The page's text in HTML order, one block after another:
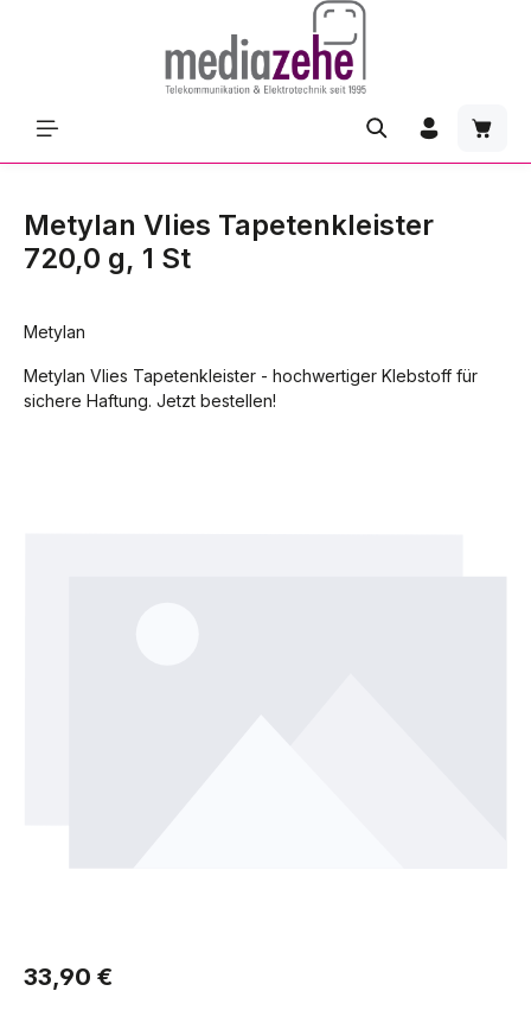
Metylan Vlies Tapetenkleister
720,0 g, 1 St
Metylan
Metylan Vlies Tapetenkleister - hochwertiger Klebstoff für
sichere Haftung. Jetzt bestellen!
Regulärer Preis:
33,90 €